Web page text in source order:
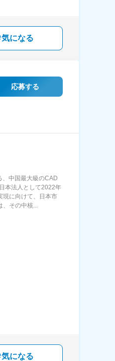
気になる
応募する
中国最大級のCAD
本法人として2022年
現に向けて、日本市
その中核...
気になる